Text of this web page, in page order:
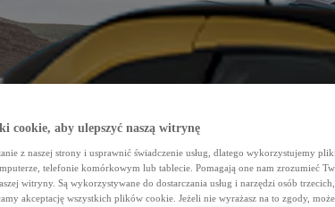
cookie, aby ulepszyć naszą witrynę
z naszej strony i usprawnić świadczenie usług, dlatego wykorzystujemy
telefonie komórkowym lub tablecie. Pomagają one nam zrozumieć
witryny. Są wykorzystywane do dostarczania usług i narzędzi osób trzecich,
akceptację wszystkich plików cookie. Jeżeli nie wyrażasz na to zgody,